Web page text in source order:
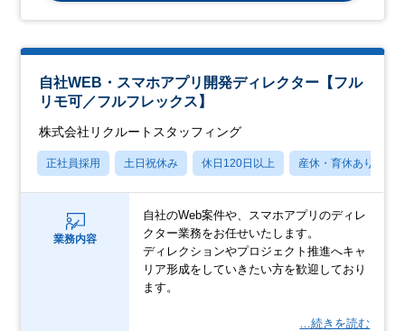
自社WEB・スマホアプリ開発ディレクター【フル
リモ可／フルフレックス】
株式会社リクルートスタッフィング
正社員採用 土日祝休み 休日120日以上 産休・育休あり
業務内容
自社のWeb案件や、スマホアプリのディレ
クター業務をお任せいたします。
ディレクションやプロジェクト推進へキャ
リア形成をしていきたい方を歓迎しており
ます。
…続きを読む